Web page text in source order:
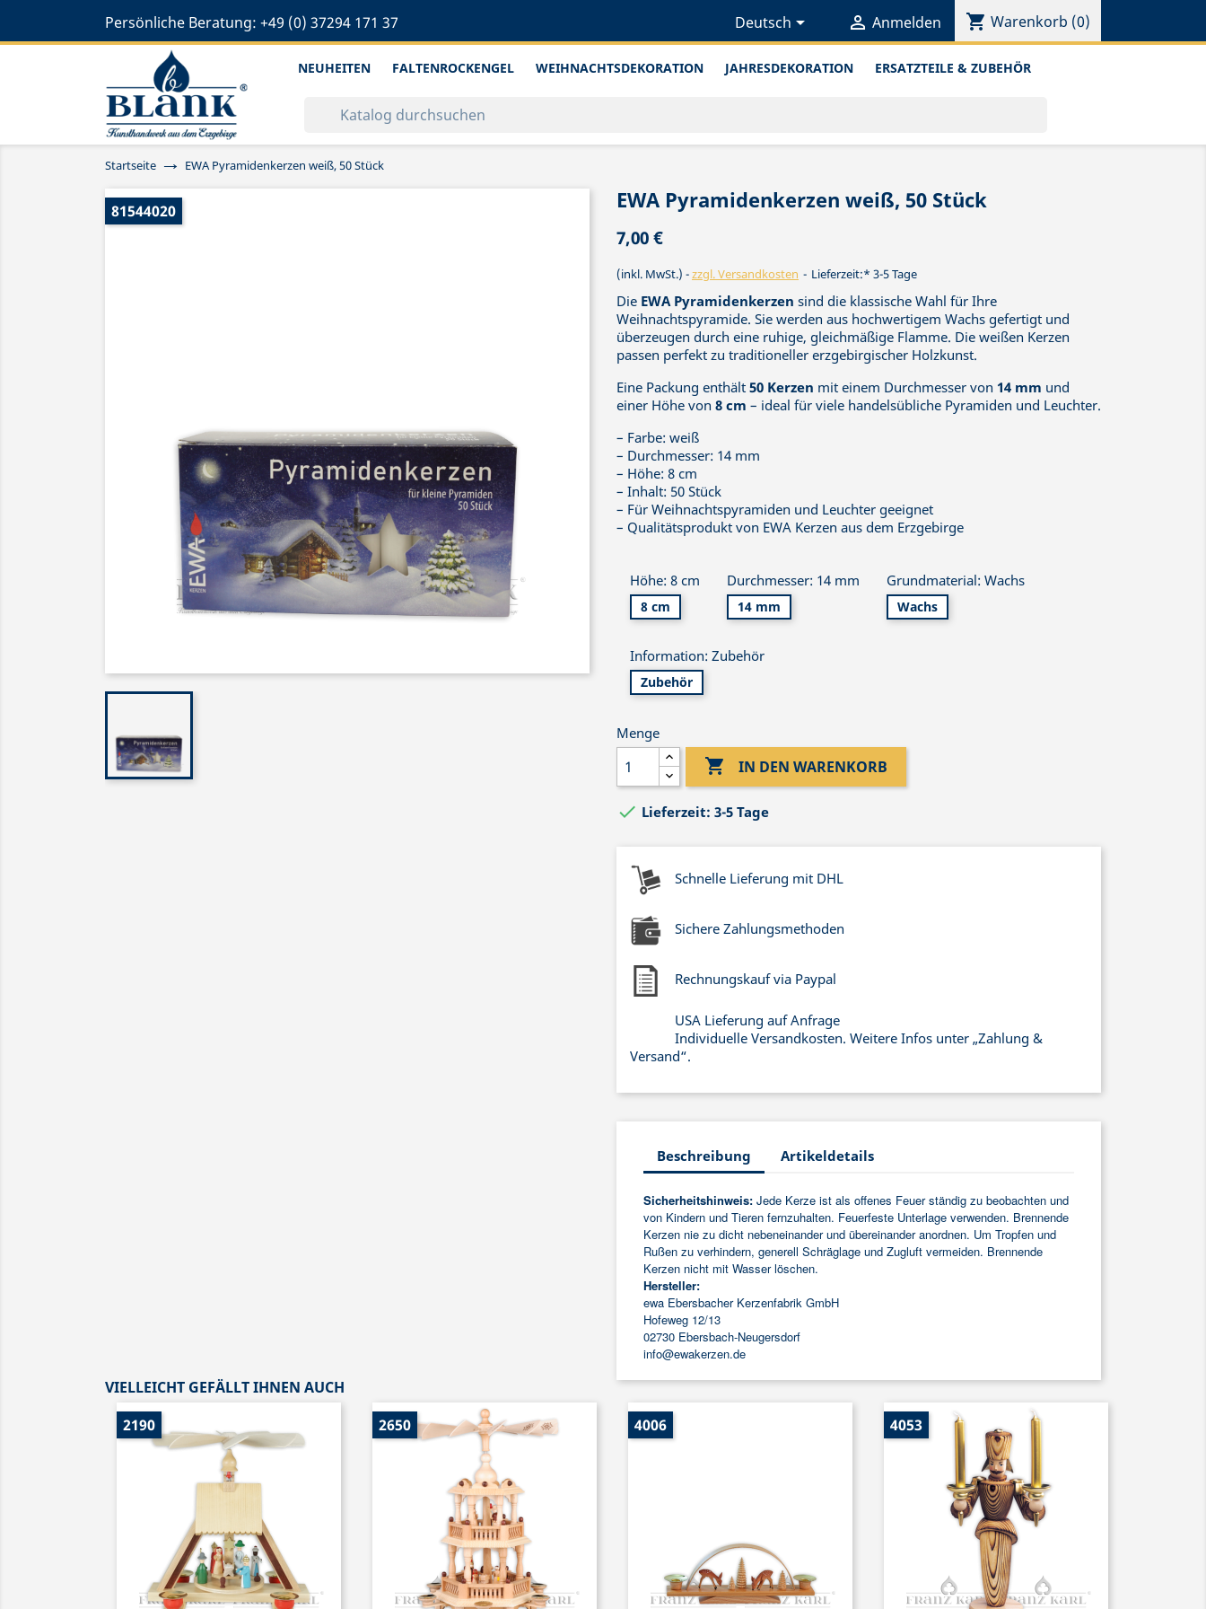
Persönliche Beratung: +49 (0) 37294 171 37 Deutsch  Anmelden shopping_cart Warenkorb (0)
NEUHEITEN FALTENROCKENGEL WEIHNACHTSDEKORATION JAHRESDEKORATION ERSATZTEILE & ZUBEHÖR
Startseite EWA Pyramidenkerzen weiß, 50 Stück
81544020 EWA Pyramidenkerzen weiß, 50 Stück
7,00 €
(inkl. MwSt.) zzgl. Versandkosten Lieferzeit:* 3-5 Tage
Die EWA Pyramidenkerzen sind die klassische Wahl für Ihre
Weihnachtspyramide. Sie werden aus hochwertigem Wachs gefertigt und
überzeugen durch eine ruhige, gleichmäßige Flamme. Die weißen Kerzen
passen perfekt zu traditioneller erzgebirgischer Holzkunst.
Eine Packung enthält 50 Kerzen mit einem Durchmesser von 14 mm und
einer Höhe von 8 cm – ideal für viele handelsübliche Pyramiden und Leuchter.
– Farbe: weiß
– Durchmesser: 14 mm
– Höhe: 8 cm
– Inhalt: 50 Stück
– Für Weihnachtspyramiden und Leuchter geeignet
– Qualitätsprodukt von EWA Kerzen aus dem Erzgebirge
Höhe: 8 cm
8 cm
Durchmesser: 14 mm
14 mm
Grundmaterial: Wachs
Wachs
Information: Zubehör
Zubehör
Menge
 IN DEN WARENKORB
 Lieferzeit: 3-5 Tage
Schnelle Lieferung mit DHL
Sichere Zahlungsmethoden
Rechnungskauf via Paypal
USA Lieferung auf Anfrage
Individuelle Versandkosten. Weitere Infos unter „Zahlung &
Versand“.
Beschreibung Artikeldetails
Sicherheitshinweis: Jede Kerze ist als offenes Feuer ständig zu beobachten und
von Kindern und Tieren fernzuhalten. Feuerfeste Unterlage verwenden. Brennende
Kerzen nie zu dicht nebeneinander und übereinander anordnen. Um Tropfen und
Rußen zu verhindern, generell Schräglage und Zugluft vermeiden. Brennende
Kerzen nicht mit Wasser löschen.
Hersteller:
ewa Ebersbacher Kerzenfabrik GmbH
Hofeweg 12/13
02730 Ebersbach-Neugersdorf
info@ewakerzen.de
VIELLEICHT GEFÄLLT IHNEN AUCH
2190 2650 4006 4053